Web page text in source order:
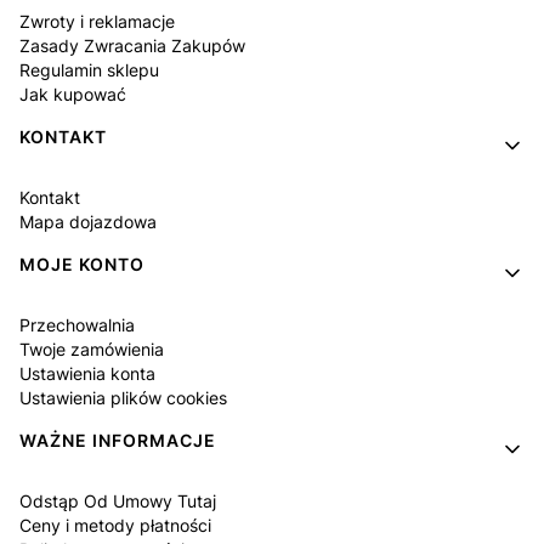
Zwroty i reklamacje
Zasady Zwracania Zakupów
Regulamin sklepu
Jak kupować
KONTAKT
Kontakt
Mapa dojazdowa
MOJE KONTO
Przechowalnia
Twoje zamówienia
Ustawienia konta
Ustawienia plików cookies
WAŻNE INFORMACJE
Odstąp Od Umowy Tutaj
Ceny i metody płatności